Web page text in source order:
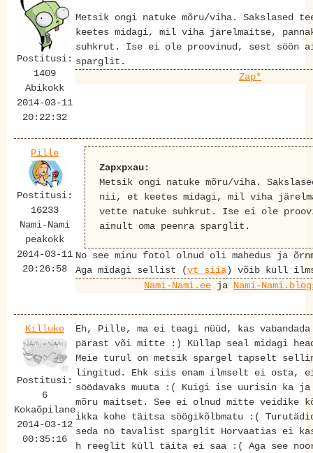
Postitusi:
1409
Abikokk
2014-03-11
20:22:32
Metsik ongi natuke mõru/viha.
keetes midagi, mil viha järelmaitse,
suhkrut. Ise ei ole proovinud, sest söön
sparglit.
Zap*
Pille
Postitusi:
16233
Nami-Nami
peakokk
2014-03-11
20:26:58
Zapxpxau:
Metsik ongi natuke mõru/viha.
nii, et keetes midagi, mil viha
vette natuke suhkrut. Ise ei ole
ainult oma peenra sparglit.
No see minu fotol olnud oli mahedus ja
Aga midagi sellist (vt siia) võib küll
Nami-Nami.ee ja Nami-
Killuke
Postitusi:
6
Kokaõpilane
2014-03-12
00:35:16
Eh, Pille, ma ei teagi nüüd, kas
pärast või mitte :) Küllap seal midagi
Meie turul on metsik spargel täpselt
lingitud. Ehk siis enam ilmselt ei osta, ei
söödavaks muuta :( Kuigi ise uurisin ka ja
mõru maitset. See ei olnud mitte veidike
ikka kohe täitsa söögikõlbmatu :(
seda nö tavalist sparglit Horvaatias ei
h reeglit küll täita ei saa :( Aga see noor